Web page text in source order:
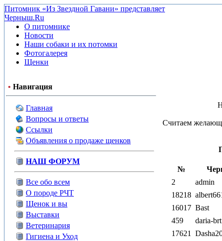
Питомник «Из Звездной Гавани» представляет
Черныш.Ru
О питомнике
Новости
Наши собаки и их потомки
Фотогалерея
Щенки
• Навигация
Главная
Вопросы и ответы
Ссылки
Объявления о продаже щенков
НАШ ФОРУМ
Все обо всем
О породе РЧТ
Щенок и вы
Выставки
Ветеринария
Гигиена и Уход
Считаем
№
2
admin
18218
16017 Bast
459
daria-brt
17621